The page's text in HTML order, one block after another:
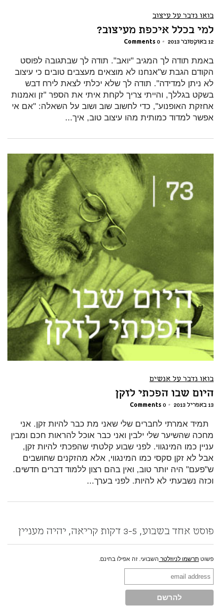
בואו נדבר על עיצוב
למי בכלל איכפת מעיצוב?
12 באוקטובר 2013 •
0 Comments
באמת תודה לך המגיב "יואב". תודה לך שבתגובה לפוסט
הקודם הגבת ש"אנחנו לא מוצאים מעצבים טובים כי עיצוב
לא ניתן למדידה". תודה לך שלא יכלתי לצאת לירח דבש
בשקט בגללך, והייתי צריך לקחת איתי את הספר "זן ואמנות
אחזקת האופנוע", כדי לחשוב שוב ושוב על השאלה: "אם אי
אפשר למדוד כמותית מהו עיצוב טוב, איך...
בואו נדבר על אנשים
היום שבו הפכתי לזקן
13 באפריל 2013 •
0 Comments
תמיד אמרתי לחברים שלי שאני מת כבר להיות זקן. אני
מחכה שהשיער שלי ילבין ואני כבר אוכל להראות חכם ומבין
עניין כמו המינגווי. לפני שבוע קלטתי שהפכתי להיות זקן,
אבל לא זקן סקסי כמו המינגווי, אלא מהזקנים שחושבים
ש"פעם" היה יותר טוב, ואין בהם רצון ללמוד דברים חדשים.
וכזה נשבעתי לא להיות. לפני בערך...
פוסט אחד בשבוע, 3-5 דקות קריאה, יהיה מעניין
פשוט תרשמו לניוזלטר השבועי. זה אפילו בחינם.